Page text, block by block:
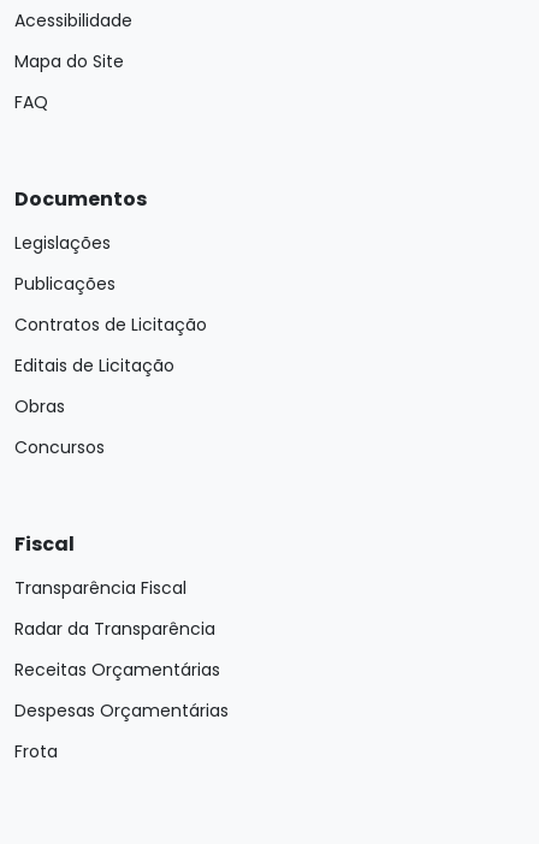
Acessibilidade
Mapa do Site
FAQ
Documentos
Legislações
Publicações
Contratos de Licitação
Editais de Licitação
Obras
Concursos
Fiscal
Transparência Fiscal
Radar da Transparência
Receitas Orçamentárias
Despesas Orçamentárias
Frota